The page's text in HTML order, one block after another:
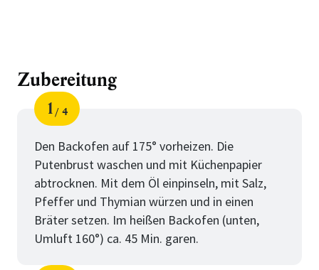
Zubereitung
Schritt
1
von
4
Den Backofen auf 175° vorheizen. Die
Putenbrust waschen und mit Küchenpapier
abtrocknen. Mit dem Öl einpinseln, mit Salz,
Pfeffer und Thymian würzen und in einen
Bräter setzen. Im heißen Backofen (unten,
Umluft 160°) ca. 45 Min. garen.